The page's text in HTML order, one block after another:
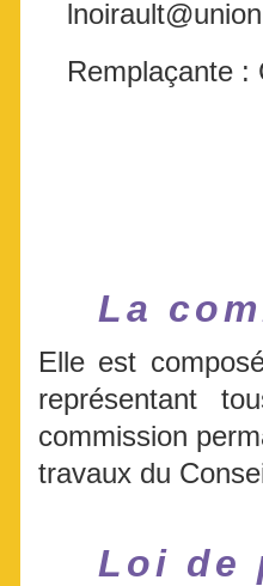
Remplaçante :
La
Elle est
représentant
commission
travaux du
Loi de